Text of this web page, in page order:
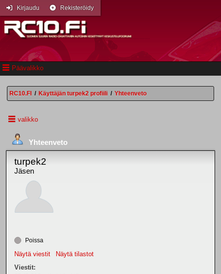
Päävalikko
Kirjaudu Rekisteröidy
RC10.FI / Käyttäjän turpek2 profiili / Yhteenveto
valikko
Yhteenveto
turpek2
Jäsen
Poissa
Näytä viestit
Näytä tilastot
Viestit: